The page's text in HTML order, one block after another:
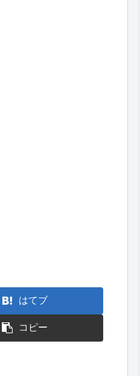
はてブ
コピー